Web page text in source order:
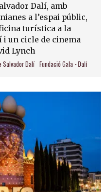
Dalí, amb
a l’espai públic,
turística a la
i un cicle de cinema
Lynch
Salvador Dalí Fundació Gala - Dalí